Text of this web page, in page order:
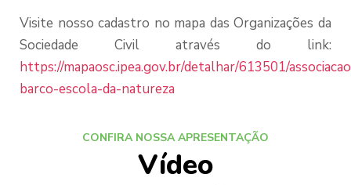
Visite nosso cadastro no mapa das Organizações da
Sociedade Civil através do link:
https://mapaosc.ipea.gov.br/detalhar/613501/
barco-escola-da-natureza
CONFIRA NOSSA APRESENTAÇÃO
Vídeo